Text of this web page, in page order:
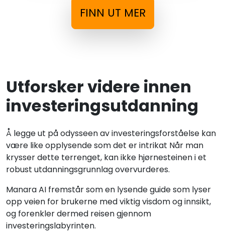
FINN UT MER
Utforsker videre innen
investeringsutdanning
Å legge ut på odysseen av investeringsforståelse kan
være like opplysende som det er intrikat Når man
krysser dette terrenget, kan ikke hjørnesteinen i et
robust utdanningsgrunnlag overvurderes.
Manara AI fremstår som en lysende guide som lyser
opp veien for brukerne med viktig visdom og innsikt,
og forenkler dermed reisen gjennom
investeringslabyrinten.